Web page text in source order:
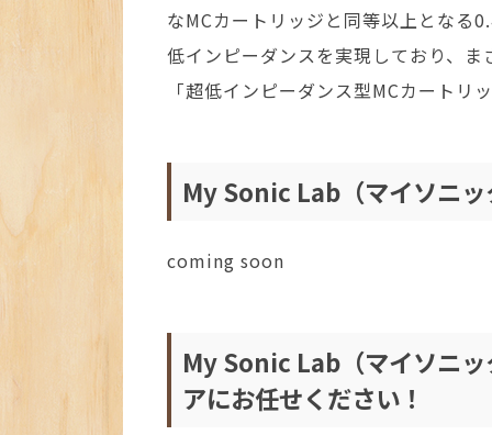
なMCカートリッジと同等以上となる
低インピーダンスを実現しており、
「超低インピーダンス型MCカート
My Sonic Lab（マイソニ
coming soon
My Sonic Lab（マイソニ
アにお任せください！